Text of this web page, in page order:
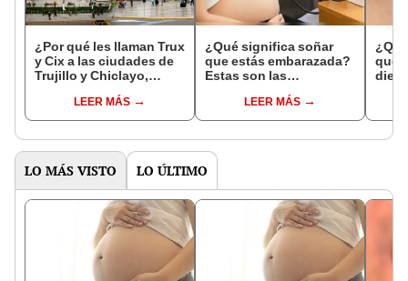
¿Por qué les llaman Trux
y Cix a las ciudades de
Trujillo y Chiclayo,
LEER MÁS
¿Qué significa soñar
que estás embarazada?
Estas son las
comunesLEER MÁS
que
LO MÁS VISTO LO ÚLTIMO